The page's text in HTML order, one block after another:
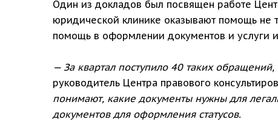
Один из докладов был посвящен работе
юридической клинике оказывают помощь не
помощь в оформлении документов и услуги
— За квартал поступило 40 таких
руководитель Центра правового
понимают, какие документы нужны для
документов для оформления статусов.